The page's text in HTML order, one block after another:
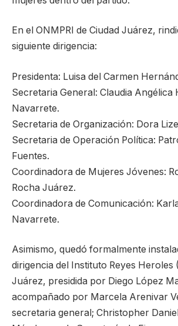
En el ONMPRI de Ciudad Juárez,
siguiente dirigencia:
Presidenta: Luisa del Carmen
Secretaria General: Claudia Angélica
Navarrete.
Secretaria de Organización: Dora
Secretaria de Operación Política:
Fuentes.
Coordinadora de Mujeres Jóvenes:
Rocha Juárez.
Coordinadora de Comunicación:
Navarrete.
Asimismo, quedó formalmente
dirigencia del Instituto Reyes Heroles
Juárez, presidida por Diego López
acompañado por Marcela Arenivar
secretaria general; Christopher